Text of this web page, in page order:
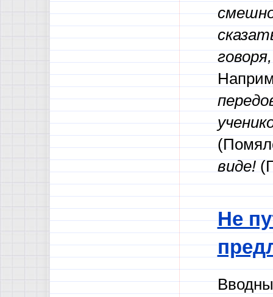
виде!
Не